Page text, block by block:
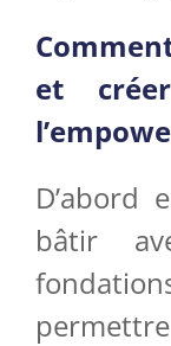
et
D’abord
bâtir